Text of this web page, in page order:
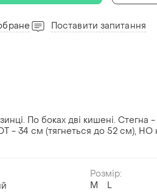
Поставити запитання
По боках дві кишені. Стегна
- 34 см (тягнеться до 52 см), НО
Розмір:
M
L